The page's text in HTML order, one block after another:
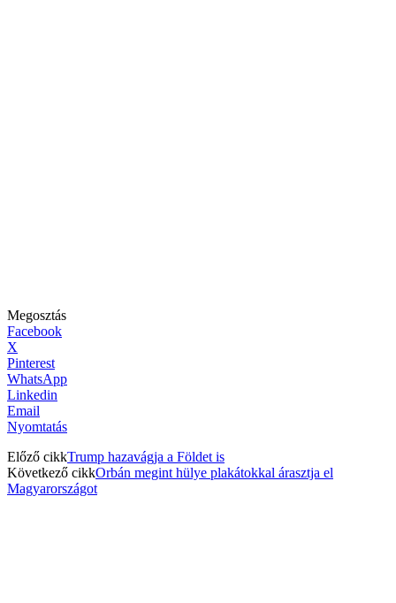
Megosztás
Facebook
X
Pinterest
WhatsApp
Linkedin
Email
Nyomtatás
Előző cikkTrump hazavágja a Földet is
Következő cikkOrbán megint hülye plakátokkal árasztja el
Magyarországot